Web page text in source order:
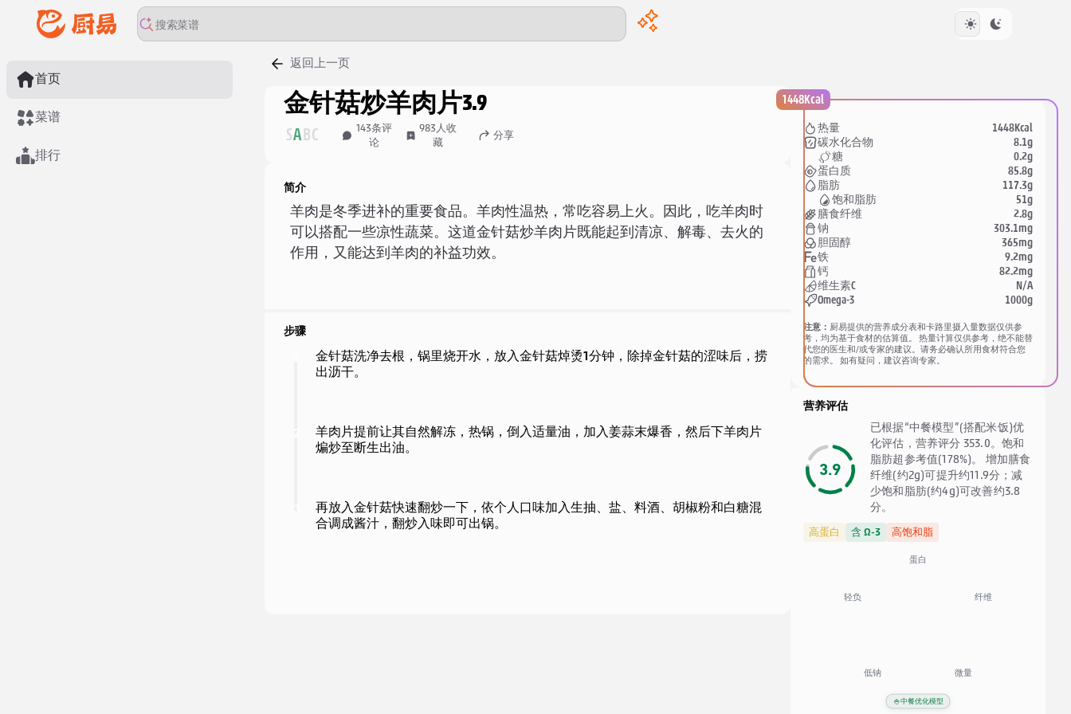
首页
菜谱
排行
返回上一页
金针菇炒羊肉片3.9
SA BC 143条评
论
983 人收
藏
分享
简介
羊肉是冬季进补的重要食品。羊肉性温热，常吃容易上火。因此，吃羊肉时
可以搭配一些凉性蔬菜。这道金针菇炒羊肉片既能起到清凉、解毒、去火的
作用，又能达到羊肉的补益功效。
步骤
金针菇洗净去根，锅里烧开水，放入金针菇焯烫1分钟，除掉金针菇的涩味后，捞
出沥干。
羊肉片提前让其自然解冻，热锅，倒入适量油，加入姜蒜末爆香，然后下羊肉片
煸炒至断生出油。
再放入金针菇快速翻炒一下，依个人口味加入生抽、盐、料酒、胡椒粉和白糖混
合调成酱汁，翻炒入味即可出锅。
1448Kcal
热量 1448Kcal
碳水化合物 8.1g
糖 0.2g
蛋白质 85.8g
脂肪 117.3g
饱和脂肪 51g
膳食纤维 2.8g
钠 303.1mg
胆固醇 365mg
铁 9.2mg
钙 82.2mg
维生素C N/A
Omega-3 1000g
注意： 厨易提供的营养成分表和卡路里摄入量数据仅供参
考，均为基于食材的估算值。 热量计算仅供参考，绝不能替
代您的医生和/或专家的建议。请务必确认所用食材符合您
的需求。 如有疑问，建议咨询专家。
营养评估
3.9
已根据“中餐模型”(搭配米饭)优
化评估，营养评分 353.0。饱和
脂肪超参考值(178%)。 增加膳食
纤维(约2g)可提升约11.9分；减
少饱和脂肪(约4g)可改善约3.8
分。
高蛋白 含 Ω-3 高饱和脂
蛋白
纤维
微量
低钠
轻负
🍚中餐优化模型